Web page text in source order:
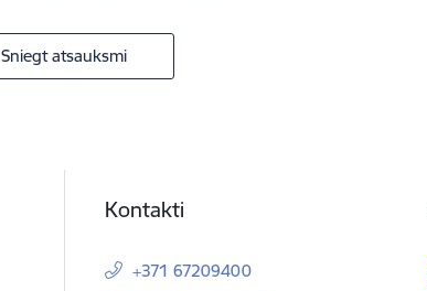
Sniegt atsauksmi
Kontakti
+371 67209400